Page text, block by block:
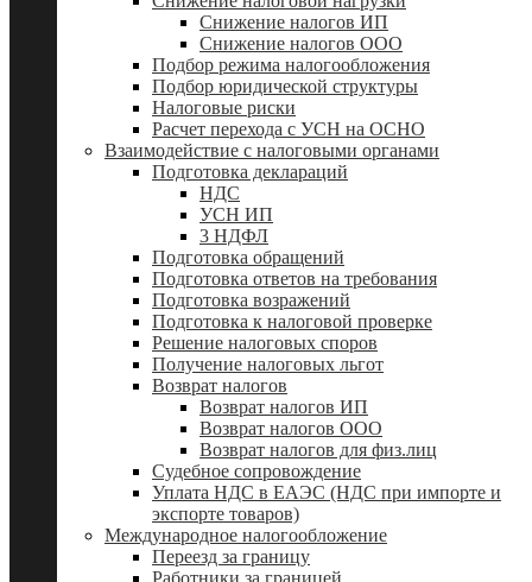
Снижение налогов ИП
Снижение налогов ООО
Подбор режима налогообложения
Подбор юридической структуры
Налоговые риски
Расчет перехода с УСН на ОСНО
Взаимодействие с налоговыми органами
Подготовка деклараций
НДС
УСН ИП
3 НДФЛ
Подготовка обращений
Подготовка ответов на требования
Подготовка возражений
Подготовка к налоговой проверке
Решение налоговых споров
Получение налоговых льгот
Возврат налогов
Возврат налогов ИП
Возврат налогов ООО
Возврат налогов для физ.лиц
Судебное сопровождение
Уплата НДС в ЕАЭС (НДС при импорте и
экспорте товаров)
Международное налогообложение
Переезд за границу
Работники за границей